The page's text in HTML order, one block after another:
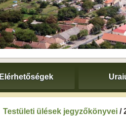
Elérhetőségek
Testületi ülések jegyzőkönyvei /